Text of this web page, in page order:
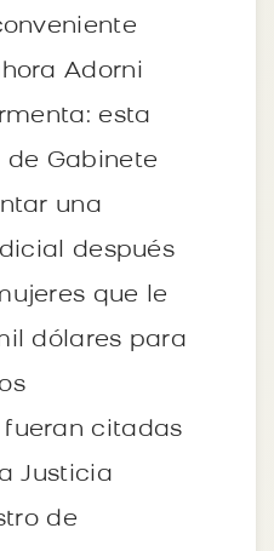
Adorni
esta
de Gabinete
una
después
que le
dólares para
citadas
Justicia
de